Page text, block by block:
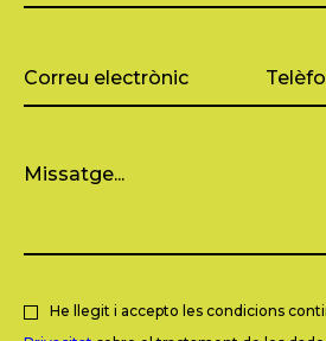
He llegit i accepto les condicions